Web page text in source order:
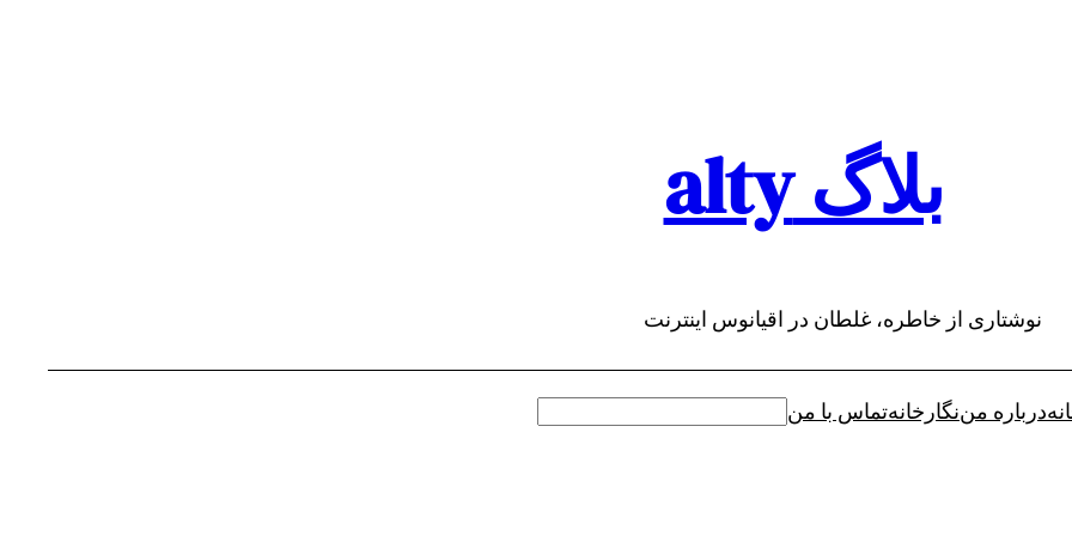
بلاگ alty
نوشتاری از خاطره، غلطان در اقیانوس اینترنت
درباره مننگارخانهتماس با من